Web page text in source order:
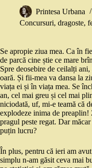
Printesa Urbana
Concursuri, dragoste,
Se apropie ziua mea. Ca în
de parcă cine știe ce mare
Spre deosebire de ceilalți
oară. Și fii-mea va dansa la
viața ei și în viața mea. Se
an, cel mai greu și cel mai
niciodată, uf, mi-e teamă că
explodeze inima de preaplin!
pragul peste regat. Dar
puțin lucru?
În plus, pentru că ieri am
simplu n-am găsit ceva mai